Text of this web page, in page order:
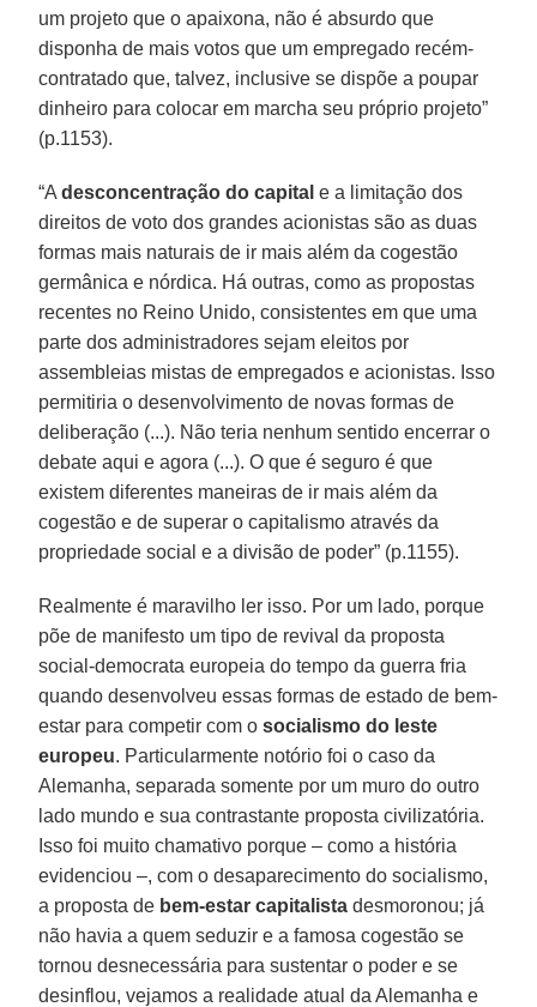
um projeto que o apaixona, não é absurdo que
disponha de mais votos que um empregado recém-
contratado que, talvez, inclusive se dispõe a poupar
dinheiro para colocar em marcha seu próprio projeto”
(p.1153).
“Adesconcentração do capital e a limitação dos
direitos de voto dos grandes acionistas são as duas
formas mais naturais de ir mais além da cogestão
germânica e nórdica. Há outras, como as propostas
recentes no Reino Unido, consistentes em que uma
parte dos administradores sejam eleitos por
assembleias mistas de empregados e acionistas. Isso
permitiria o desenvolvimento de novas formas de
deliberação (...). Não teria nenhum sentido encerrar o
debate aqui e agora (...). O que é seguro é que
existem diferentes maneiras de ir mais além da
cogestão e de superar o capitalismo através da
propriedade social e a divisão de poder” (p.1155).
Realmente é maravilho ler isso. Por um lado, porque
põe de manifesto um tipo de revival da proposta
social-democrata europeia do tempo da guerra fria
quando desenvolveu essas formas de estado de bem-
estar para competir com osocialismo do leste
europeu. Particularmente notório foi o caso da
Alemanha, separada somente por um muro do outro
lado mundo e sua contrastante proposta civilizatória.
Isso foi muito chamativo porque – como a história
evidenciou –, com o desaparecimento do socialismo,
a proposta de bem-estar capitalista desmoronou; já
não havia a quem seduzir e a famosa cogestão se
tornou desnecessária para sustentar o poder e se
desinflou, vejamos a realidade atual da Alemanha e